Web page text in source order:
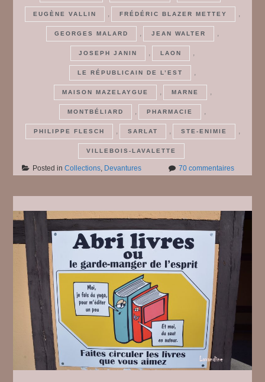
EUGÈNE VALLIN FRÉDÉRIC BLAZER METTEY
GEORGES MALARD JEAN WALTER
JOSEPH JANIN LAON
LE RÉPUBLICAIN DE L’EST
MAISON MAZELAYGUE MARNE
MONTBÉLIARD PHARMACIE
PHILIPPE FLESCH SARLAT STE-ENIMIE
VILLEBOIS-LAVALETTE
Posted inCollections Devantures 70 commentairessur
9